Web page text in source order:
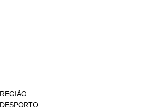
REGIÃO
DESPORTO